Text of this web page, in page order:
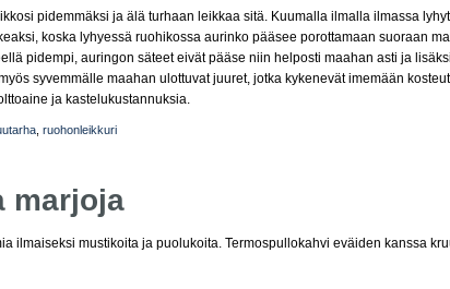
pidemmäksi ja älä turhaan leikkaa sitä. Kuumalla ilmalla ilmassa
koska lyhyessä ruohikossa aurinko pääsee porottamaan suoraan
pidempi, auringon säteet eivät pääse niin helposti maahan asti ja
syvemmälle maahan ulottuvat juuret, jotka kykenevät imemään
ja kastelukustannuksia.
ruohonleikkuri
marjoja
ilmaiseksi mustikoita ja puolukoita. Termospullokahvi eväiden kanssa